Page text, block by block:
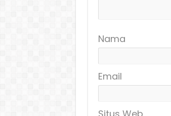
Nama
Email